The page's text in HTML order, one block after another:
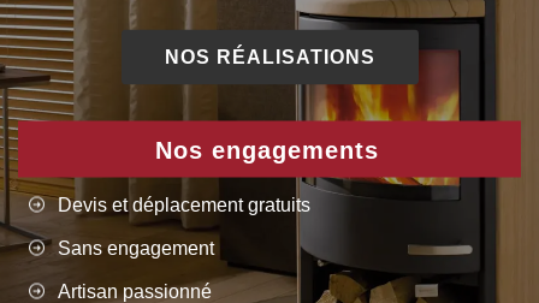
NOS RÉALISATIONS
Nos engagements
Devis et déplacement gratuits
Sans engagement
Artisan passionné